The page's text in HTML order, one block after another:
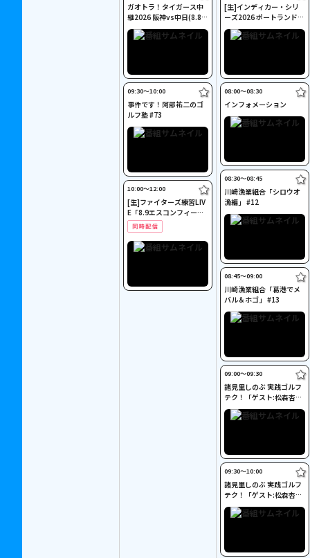
ガオトラ！タイガース中
継2026 阪神vs中日(8.8京
セラドーム大阪)
09:30〜10:00
事件です！阿部祐二のゴ
ルフ塾 #73
10:00〜12:00
[生]ファイターズ練習LIV
E「8.9エスコンフィール
ド」
[生]インディカー・シリ
ーズ2026 ポートランド・
グランプリ #13
08:00〜08:30
インフォメーション
08:30〜08:45
川崎漁業組合「シロウオ
漁編」 #12
08:45〜09:00
川崎漁業組合「葛港でメ
バル＆ホゴ」 #13
09:00〜09:30
諸見里しのぶ 実践ゴルフ
テク！「ゲスト:松森杏佳
③」 #221
09:30〜10:00
諸見里しのぶ 実践ゴルフ
テク！「ゲスト:松森杏佳
レッスンSP」#222